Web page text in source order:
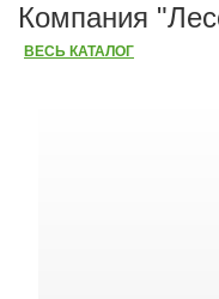
Компания
ВЕСЬ КАТАЛОГ